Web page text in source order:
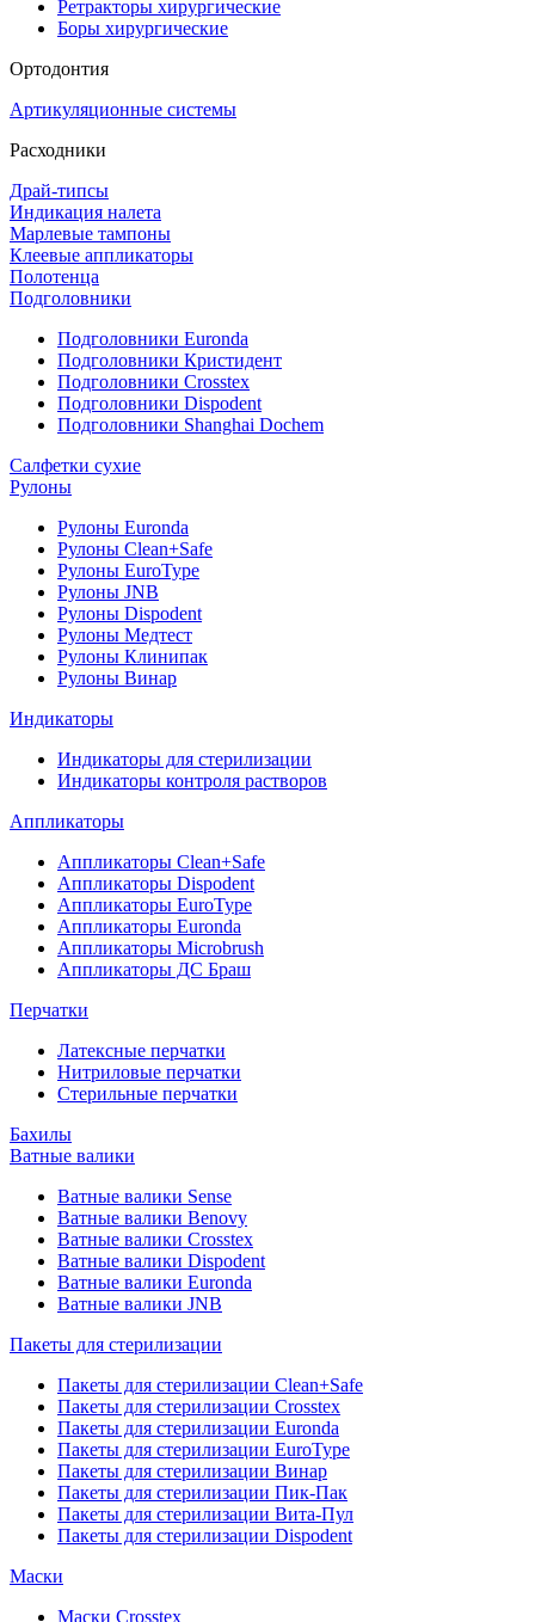
Ретракторы хирургические
Боры хирургические
Ортодонтия
Артикуляционные системы
Расходники
Драй-типсы
Индикация налета
Марлевые тампоны
Клеевые аппликаторы
Полотенца
Подголовники
Подголовники Euronda
Подголовники Кристидент
Подголовники Crosstex
Подголовники Dispodent
Подголовники Shanghai Dochem
Салфетки сухие
Рулоны
Рулоны Euronda
Рулоны Clean+Safe
Рулоны EuroType
Рулоны JNB
Рулоны Dispodent
Рулоны Медтест
Рулоны Клинипак
Рулоны Винар
Индикаторы
Индикаторы для стерилизации
Индикаторы контроля растворов
Аппликаторы
Аппликаторы Clean+Safe
Аппликаторы Dispodent
Аппликаторы EuroType
Аппликаторы Euronda
Аппликаторы Microbrush
Аппликаторы ДС Браш
Перчатки
Латексные перчатки
Нитриловые перчатки
Стерильные перчатки
Бахилы
Ватные валики
Ватные валики Sense
Ватные валики Benovy
Ватные валики Crosstex
Ватные валики Dispodent
Ватные валики Euronda
Ватные валики JNB
Пакеты для стерилизации
Пакеты для стерилизации Clean+Safe
Пакеты для стерилизации Crosstex
Пакеты для стерилизации Euronda
Пакеты для стерилизации EuroType
Пакеты для стерилизации Винар
Пакеты для стерилизации Пик-Пак
Пакеты для стерилизации Вита-Пул
Пакеты для стерилизации Dispodent
Маски
Маски Crosstex